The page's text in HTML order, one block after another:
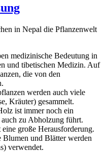
in Nepal die Pflanzenwelt
medizinische Bedeutung in
und tibetischen Medizin. Auf
die von den
werden auch viele
Kräuter) gesammelt.
ist immer noch ein
zu Abholzung führt.
große Herausforderung.
Blumen und Blätter werden
verwendet.